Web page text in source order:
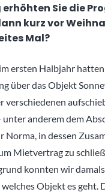
Sie die
kurz vor
Mal?
ersten Halbjahr
über das Objekt
verschiedenen
unter anderem dem
Norma, in dessen
Mietvertrag zu
konnten wir
Objekt es geht.